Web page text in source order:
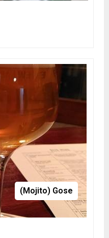
(Mojito) Gose